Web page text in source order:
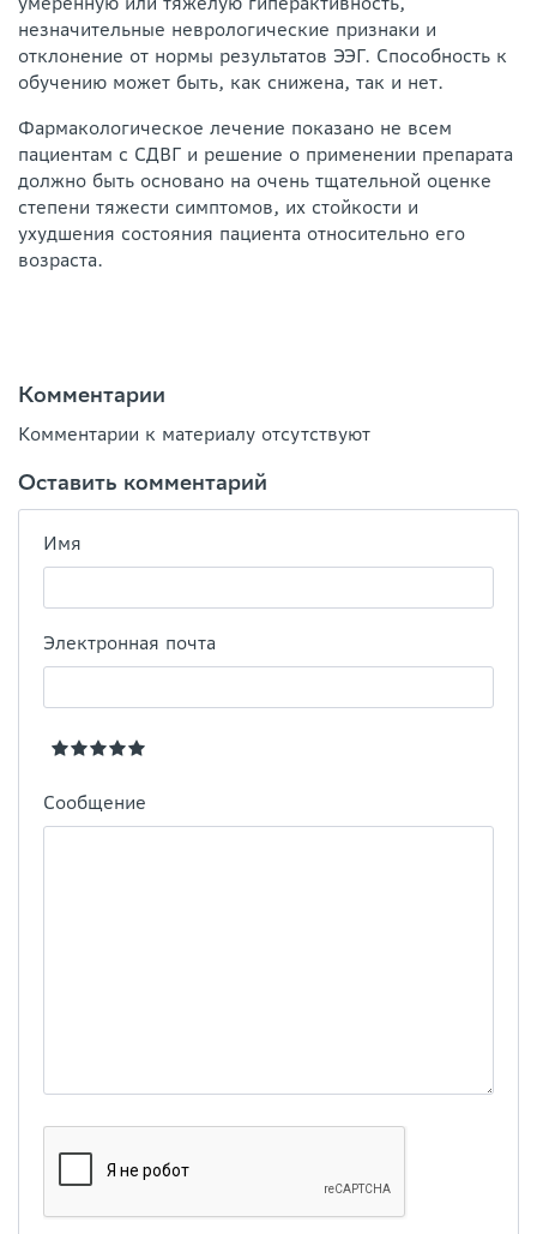
незначительные неврологические признаки и
отклонение от нормы результатов ЭЭГ. Способность к
обучению может быть, как снижена, так и нет.
Фармакологическое лечение показано не всем
пациентам с СДВГ и решение о применении препарата
должно быть основано на очень тщательной оценке
степени тяжести симптомов, их стойкости и
ухудшения состояния пациента относительно его
возраста.
Комментарии
Комментарии к материалу отсутствуют
Оставить комментарий
Имя
Электронная почта
Сообщение